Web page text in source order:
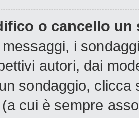
o cancello un
i
autori, dai
sondaggio,
cui è sempre